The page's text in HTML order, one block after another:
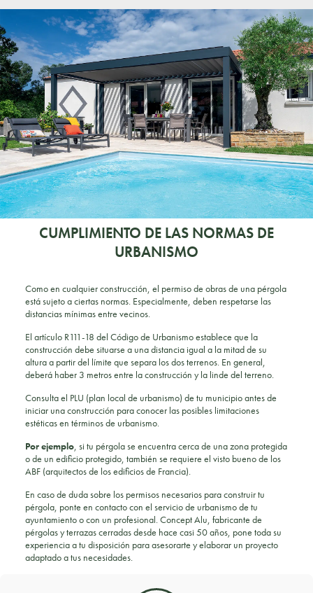
CUMPLIMIENTO DE LAS NORMAS DE
URBANISMO
Como en cualquier construcción, el permiso de obras de una pérgola
está sujeto a ciertas normas. Especialmente, deben respetarse las
distancias mínimas entre vecinos.
El artículo R111-18 del Código de Urbanismo establece que la
construcción debe situarse a una distancia igual a la mitad de su
altura a partir del límite que separa los dos terrenos. En general,
deberá haber 3 metros entre la construcción y la linde del terreno.
Consulta el PLU (plan local de urbanismo) de tu municipio antes de
iniciar una construcción para conocer las posibles limitaciones
estéticas en términos de urbanismo.
Por ejemplo, si tu pérgola se encuentra cerca de una zona protegida
o de un edificio protegido, también se requiere el visto bueno de los
ABF (arquitectos de los edificios de Francia).
En caso de duda sobre los permisos necesarios para construir tu
pérgola, ponte en contacto con el servicio de urbanismo de tu
ayuntamiento o con un profesional. Concept Alu, fabricante de
pérgolas y terrazas cerradas desde hace casi 50 años, pone toda su
experiencia a tu disposición para asesorarte y elaborar un proyecto
adaptado a tus necesidades.